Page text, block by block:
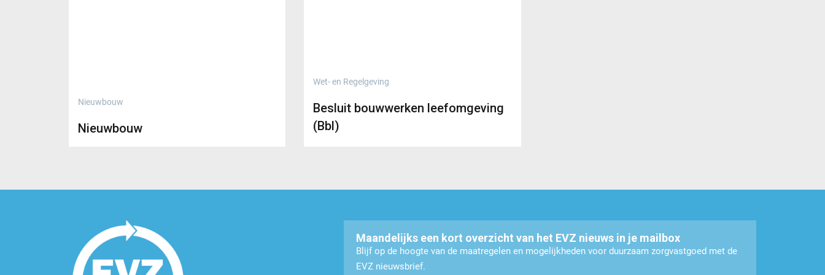
Nieuwbouw
Nieuwbouw
Wet- en Regelgeving
Besluit bouwwerken leefomgeving
(Bbl)
Maandelijks een kort overzicht van het EVZ nieuws in je mailbox
Blijf op de hoogte van de maatregelen en mogelijkheden voor duurzaam zorgvastgoed met de
EVZ nieuwsbrief.